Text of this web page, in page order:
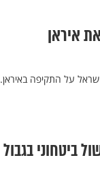
איראן
על התקיפה באיראן.
ביטחוני בגבול